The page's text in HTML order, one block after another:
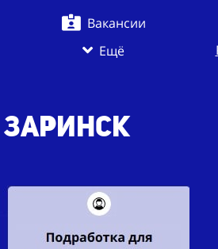
Вакансии
Ещё
Заринск